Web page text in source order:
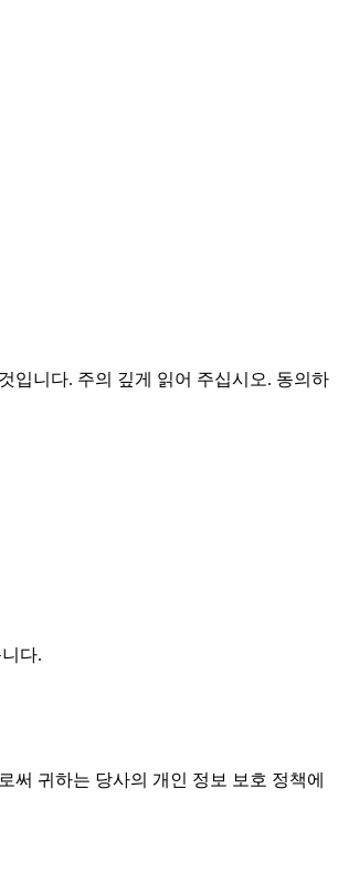
입니다. 주의 깊게 읽어 주십시오. 동의하
다.
써 귀하는 당사의 개인 정보 보호 정책에